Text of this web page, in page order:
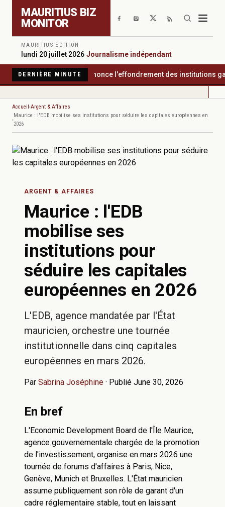
MAURITIUS BIZ
MONITOR
MAURITIUS ÉDITION
lundi 20 juillet 2026·Journalisme indépendant
DERNIÈRE MINUTE
International dénonce l'effondrement des institutions
Accueil Argent & Affaires
Maurice : l'EDB mobilise ses institutions pour séduire les capitales européennes en
2026
ARGENT & AFFAIRES
Maurice : l'EDB
mobilise ses
institutions pour
séduire les capitales
européennes en 2026
L'EDB, agence mandatée par l'État
mauricien, orchestre une tournée
institutionnelle dans cinq capitales
européennes en mars 2026.
Par Sabrina Joséphine · Publié June 30, 2026
En bref
L'Economic Development Board de l'Île Maurice,
agence gouvernementale chargée de la promotion
de l'investissement, organise en mars 2026 une
tournée de forums d'affaires à Paris, Nice,
Genève, Munich et Bruxelles. L'État mauricien
assume publiquement son rôle de garant d'un
cadre réglementaire stable, tout en laissant